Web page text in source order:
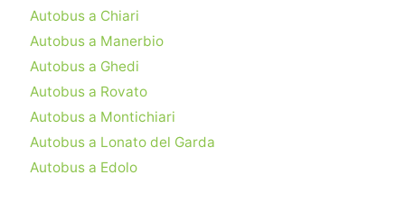
Autobus a Chiari
Autobus a Manerbio
Autobus a Ghedi
Autobus a Rovato
Autobus a Montichiari
Autobus a Lonato del Garda
Autobus a Edolo